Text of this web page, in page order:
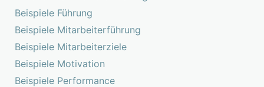
Beispiele Führung
Beispiele Mitarbeiterführung
Beispiele Mitarbeiterziele
Beispiele Motivation
Beispiele Performance